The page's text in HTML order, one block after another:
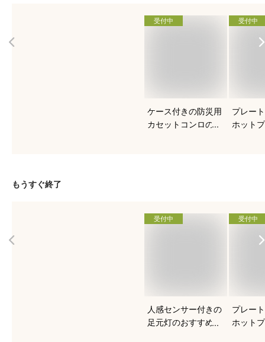
受付中
ケース付きの防災用
カセットコンロのお
受付中
プレー
ホット
もうすぐ終了
受付中
人感センサー付きの
足元灯のおすすめを
受付中
プレー
ホット